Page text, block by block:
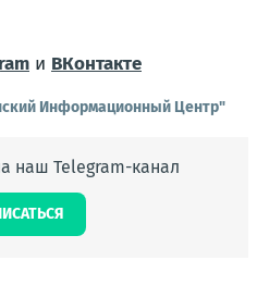
и ВКонтакте
Информационный Центр"
наш Telegram-канал